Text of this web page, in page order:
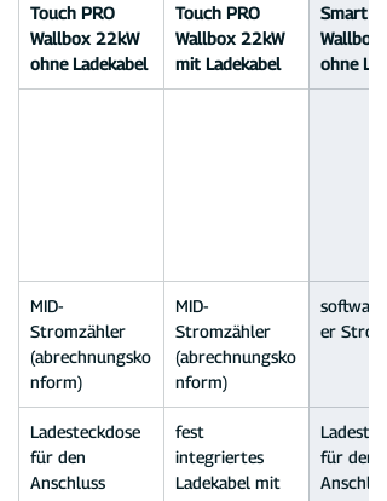
Touch PRO
Wallbox 22kW
ohne Ladekabel
Touch PRO
Wallbox 22kW
mit Ladekabel
Smart
Wallbox
ohne
MID-
Stromzähler
(abrechnungsko
nform)
MID-
Stromzähler
(abrechnungsko
nform)
er
Ladesteckdose
für den
Anschluss
fest
integriertes
Ladekabel mit
für den